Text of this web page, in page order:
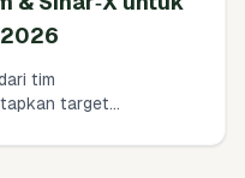
2026
tim
target
catatan